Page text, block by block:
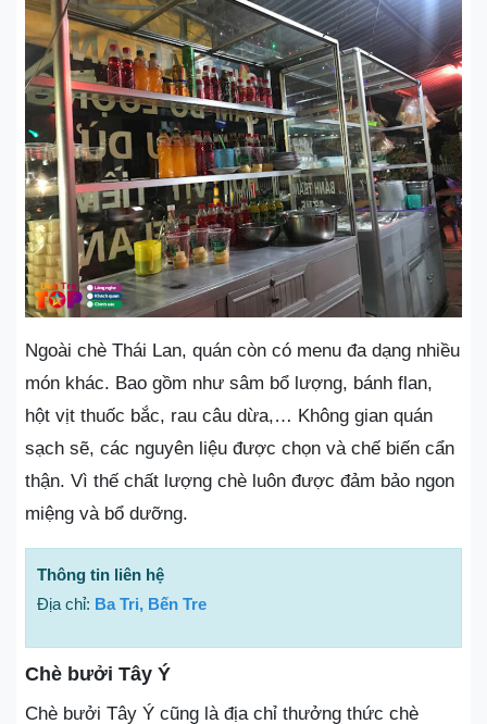
Ngoài chè Thái Lan, quán còn có menu đa dạng nhiều
món khác. Bao gồm như sâm bổ lượng, bánh flan,
hột vịt thuốc bắc, rau câu dừa,… Không gian quán
sạch sẽ, các nguyên liệu được chọn và chế biến cẩn
thận. Vì thế chất lượng chè luôn được đảm bảo ngon
miệng và bổ dưỡng.
Thông tin liên hệ
Địa chỉ: Ba Tri, Bến Tre
Chè bưởi Tây Ý
Chè bưởi Tây Ý cũng là địa chỉ thưởng thức chè